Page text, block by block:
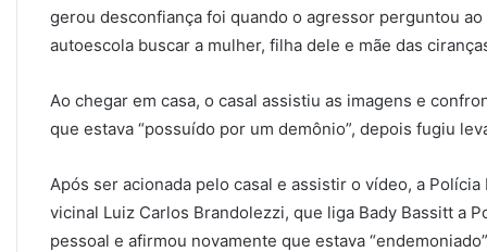
gerou desconfiança foi quando o agressor perguntou
autoescola buscar a mulher, filha dele e mãe das
Ao chegar em casa, o casal assistiu as imagens e
que estava “possuído por um demônio”, depois fugiu
Após ser acionada pelo casal e assistir o vídeo, a
vicinal Luiz Carlos Brandolezzi, que liga Bady Bassitt a
pessoal e afirmou novamente que estava